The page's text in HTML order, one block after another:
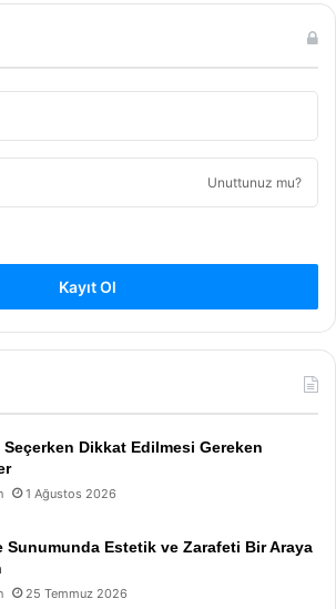
Unuttunuz mu?
Kayıt Ol
Seçerken Dikkat Edilmesi Gereken
1 Ağustos 2026
Sunumunda Estetik ve Zarafeti Bir Araya
25 Temmuz 2026